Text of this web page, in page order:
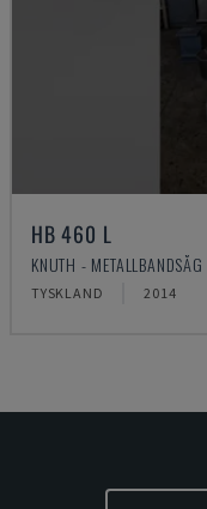
HB 460 L
KNUTH - METALLBANDSÅG
TYSKLAND 2014